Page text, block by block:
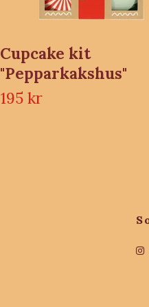
Cupcake kit
"Pepparkakshus"
195 kr